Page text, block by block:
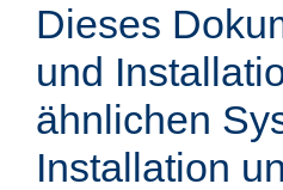
Dieses
und
ähnlichen
Installation